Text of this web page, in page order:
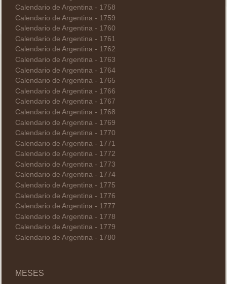
Calendario de Argentina - 1758
Calendario de Argentina - 1759
Calendario de Argentina - 1760
Calendario de Argentina - 1761
Calendario de Argentina - 1762
Calendario de Argentina - 1763
Calendario de Argentina - 1764
Calendario de Argentina - 1765
Calendario de Argentina - 1766
Calendario de Argentina - 1767
Calendario de Argentina - 1768
Calendario de Argentina - 1769
Calendario de Argentina - 1770
Calendario de Argentina - 1771
Calendario de Argentina - 1772
Calendario de Argentina - 1773
Calendario de Argentina - 1774
Calendario de Argentina - 1775
Calendario de Argentina - 1776
Calendario de Argentina - 1777
Calendario de Argentina - 1778
Calendario de Argentina - 1779
Calendario de Argentina - 1780
MESES